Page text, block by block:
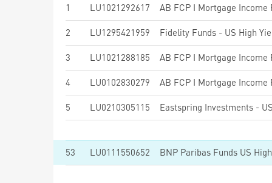
1
LU1021292617 AB FCP I Mortgage
2 LU1295421959 Fidelity Funds - US High
3 LU1021288185 AB FCP I Mortgage
4 LU0102830279 AB FCP I Mortgage Income
5 LU0210305115 Eastspring Investments -
53 LU0111550652 BNP Paribas Funds US